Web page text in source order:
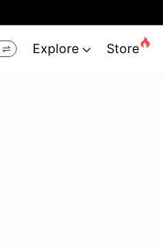
 Explore  Store